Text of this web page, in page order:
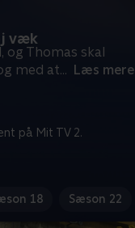
væk
og Thomas skal
med at... Læs mere
på Mit TV 2.
18 Sæson 22